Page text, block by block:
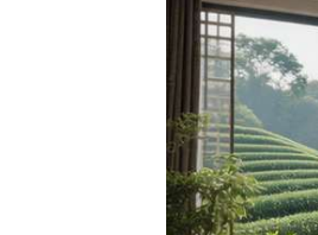
的故事和文化。
龙井村是西湖龙井的核心产
村这一带。这里的茶园分布
慢、但积累的风味物质更多
甘”——它不是一入口就霸占